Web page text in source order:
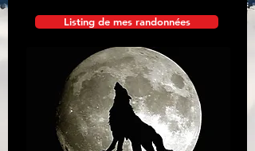
Listing de mes randonnées